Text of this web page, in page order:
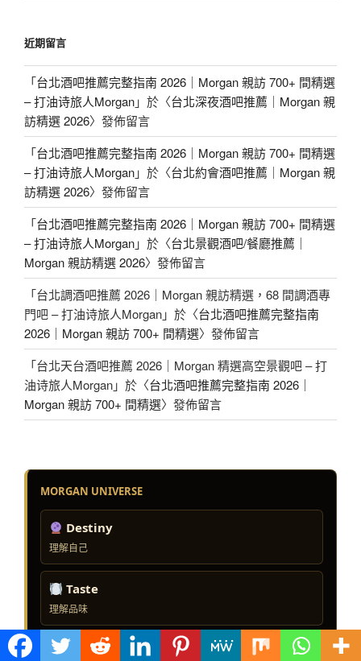
近期留言
「台北酒吧推薦完整指南 2026｜Morgan 親訪 700+ 間精選
– 打油诗旅人Morgan」於〈台北深夜酒吧推薦｜Morgan 親
訪精選 2026〉發佈留言
「台北酒吧推薦完整指南 2026｜Morgan 親訪 700+ 間精選
– 打油诗旅人Morgan」於〈台北約會酒吧推薦｜Morgan 親
訪精選 2026〉發佈留言
「台北酒吧推薦完整指南 2026｜Morgan 親訪 700+ 間精選
– 打油诗旅人Morgan」於〈台北景觀酒吧/餐廳推薦｜
Morgan 親訪精選 2026〉發佈留言
「台北調酒吧推薦 2026｜Morgan 親訪精選，68 間調酒專
門吧 – 打油诗旅人Morgan」於〈台北酒吧推薦完整指南
2026｜Morgan 親訪 700+ 間精選〉發佈留言
「台北天台酒吧推薦 2026｜Morgan 精選高空景觀吧 – 打
油诗旅人Morgan」於〈台北酒吧推薦完整指南 2026｜
Morgan 親訪 700+ 間精選〉發佈留言
MORGAN UNIVERSE
Destiny
理解自己
Taste
理解品味
Nightlife